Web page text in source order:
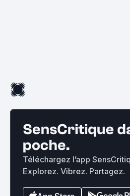
SensCritique
poche.
Téléchargez l’app
Explorez. Vibrez. Partagez.